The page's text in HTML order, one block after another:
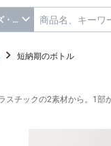
・ノベルティ
短納期のボトル
チックの2素材から。1